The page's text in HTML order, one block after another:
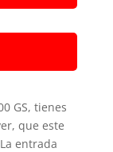
GS, tienes
que este
entrada